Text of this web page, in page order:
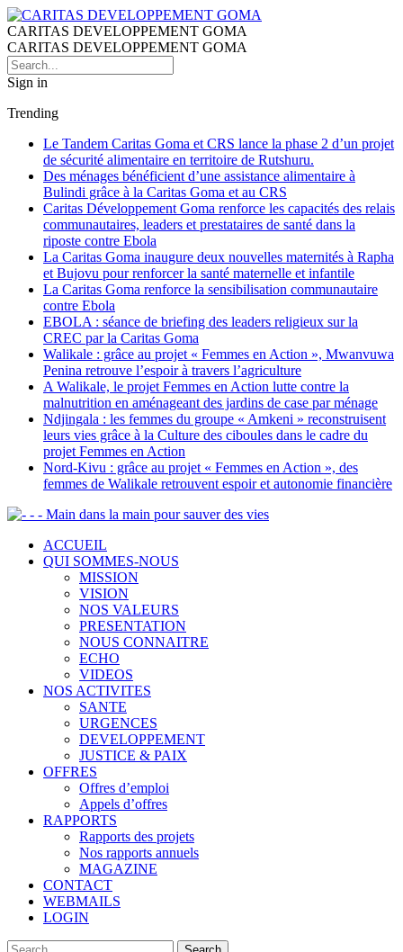
CARITAS DEVELOPPEMENT GOMA
CARITAS DEVELOPPEMENT GOMA
Sign in
Trending
Le Tandem Caritas Goma et CRS lance la phase 2 d’un projet
de sécurité alimentaire en territoire de Rutshuru.
Des ménages bénéficient d’une assistance alimentaire à
Bulindi grâce à la Caritas Goma et au CRS
Caritas Développement Goma renforce les capacités des relais
communautaires, leaders et prestataires de santé dans la
riposte contre Ebola
La Caritas Goma inaugure deux nouvelles maternités à Rapha
et Bujovu pour renforcer la santé maternelle et infantile
La Caritas Goma renforce la sensibilisation communautaire
contre Ebola
EBOLA : séance de briefing des leaders religieux sur la
CREC par la Caritas Goma
Walikale : grâce au projet « Femmes en Action », Mwanvuwa
Penina retrouve l’espoir à travers l’agriculture
A Walikale, le projet Femmes en Action lutte contre la
malnutrition en aménageant des jardins de case par ménage
Ndjingala : les femmes du groupe « Amkeni » reconstruisent
leurs vies grâce à la Culture des ciboules dans le cadre du
projet Femmes en Action
Nord-Kivu : grâce au projet « Femmes en Action », des
femmes de Walikale retrouvent espoir et autonomie financière
- - Main dans la main pour sauver des vies
ACCUEIL
QUI SOMMES-NOUS
MISSION
VISION
NOS VALEURS
PRESENTATION
NOUS CONNAITRE
ECHO
VIDEOS
NOS ACTIVITES
SANTE
URGENCES
DEVELOPPEMENT
JUSTICE & PAIX
OFFRES
Offres d’emploi
Appels d’offres
RAPPORTS
Rapports des projets
Nos rapports annuels
MAGAZINE
CONTACT
WEBMAILS
LOGIN